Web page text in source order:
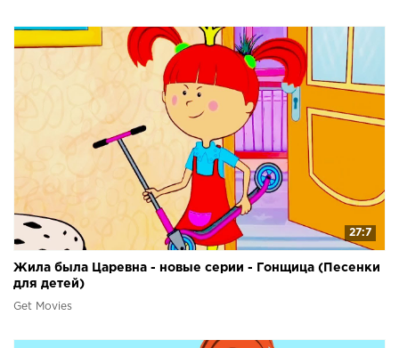
27:7
Жила была Царевна - новые серии - Гонщица (Песенки
для детей)
Get Movies